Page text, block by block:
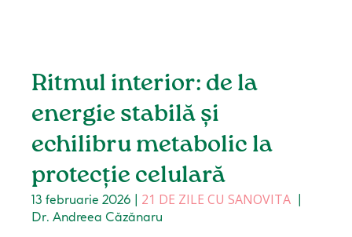
Ritmul interior: de la
energie stabilă și
echilibru metabolic la
protecție celulară
13 februarie 2026 21 DE ZILE CU SANOVITA
Dr. Andreea Căzănaru